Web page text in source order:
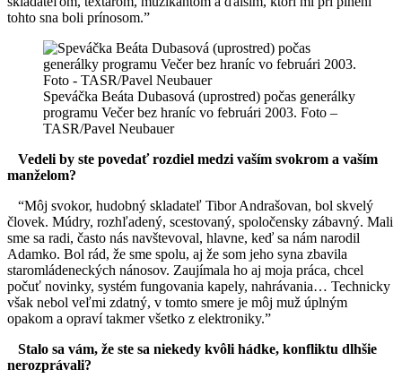
tohto sna boli prínosom.”
Speváčka Beáta Dubasová (uprostred) počas generálky
programu Večer bez hraníc vo februári 2003. Foto –
TASR/Pavel Neubauer
Vedeli by ste povedať rozdiel medzi vaším svokrom a vaším
manželom?
“Môj svokor, hudobný skladateľ Tibor Andrašovan, bol skvelý
človek. Múdry, rozhľadený, scestovaný, spoločensky zábavný. Mali
sme sa radi, často nás navštevoval, hlavne, keď sa nám narodil
Adamko. Bol rád, že sme spolu, aj že som jeho syna zbavila
staromládeneckých nánosov. Zaujímala ho aj moja práca, chcel
počuť novinky, systém fungovania kapely, nahrávania… Technicky
však nebol veľmi zdatný, v tomto smere je môj muž úplným
opakom a opraví takmer všetko z elektroniky.”
Stalo sa vám, že ste sa niekedy kvôli hádke, konfliktu dlhšie
nerozprávali?